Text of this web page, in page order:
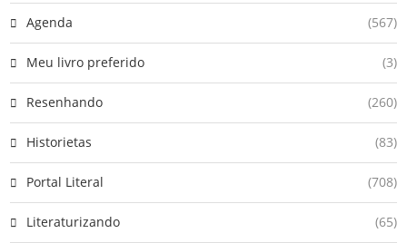
Agenda (567)
Meu livro preferido (3)
Resenhando (260)
Historietas (83)
Portal Literal (708)
Literaturizando (65)